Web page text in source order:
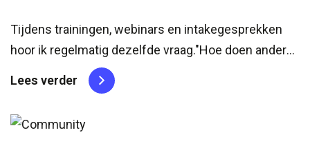
Tijdens trainingen, webinars en intakegesprekken
hoor ik regelmatig dezelfde vraag."Hoe doen andere
organisaties dit eigenlijk?"Soms gaat het over
Product Management. Soms over
stakeholdermanagement, AI-adoptie of
organisatieverandering. De exacte vraag verschilt,
Lees verder